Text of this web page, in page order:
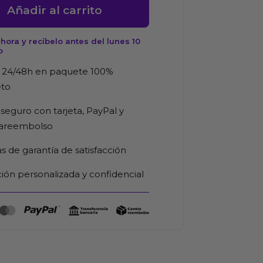
Añadir al carrito
y recíbelo antes del lunes 10
24/48h en paquete 100%
con tarjeta, PayPal y
de garantía de satisfacción
personalizada y confidencial